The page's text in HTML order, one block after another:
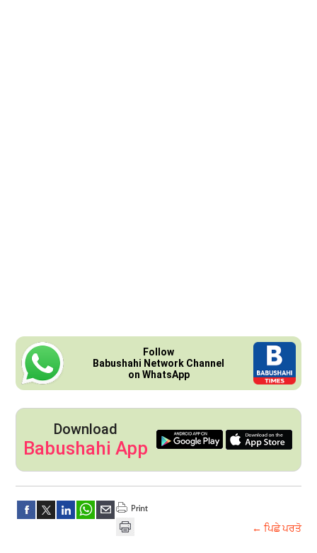
Follow
Babushahi Network Channel
on WhatsApp
Download
Babushahi App
← ਪਿਛੇ ਪਰਤੋ